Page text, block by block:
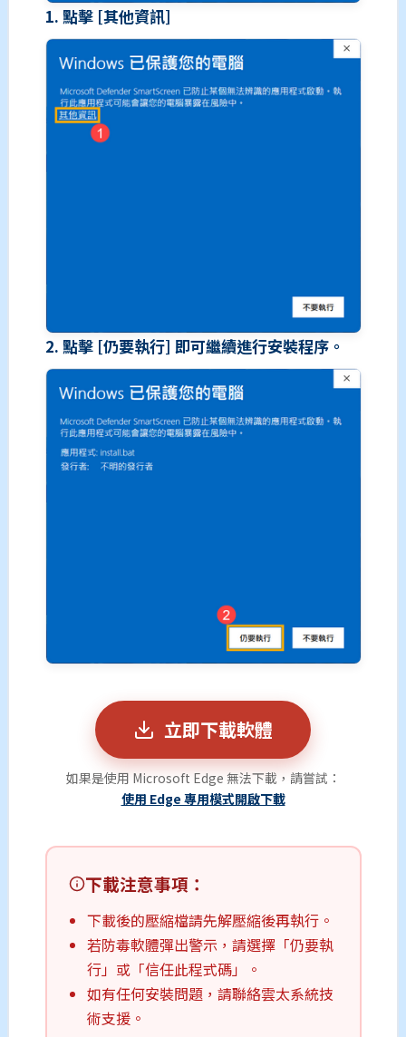
1. 點擊 [其他資訊]
2. 點擊 [仍要執行] 即可繼續進行安裝程序。
立即下載軟體
如果是使用 Microsoft Edge 無法下載，請嘗試：
使用 Edge 專用模式開啟下載
下載注意事項：
下載後的壓縮檔請先解壓縮後再執行。
若防毒軟體彈出警示，請選擇「仍要執
行」或「信任此程式碼」。
如有任何安裝問題，請聯絡雲太系統技
術支援。